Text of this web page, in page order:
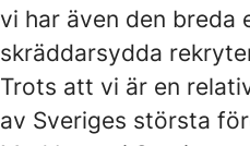
vi har även den
skräddarsydda
Trots att vi är en
av Sveriges största